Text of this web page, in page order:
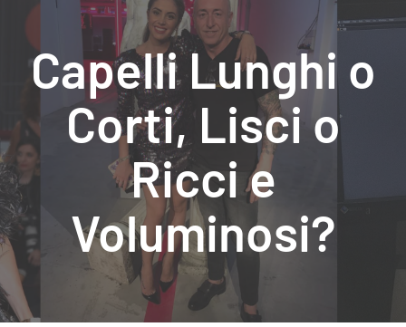
Capelli Lunghi o
Corti, Lisci o
Ricci e
Voluminosi?